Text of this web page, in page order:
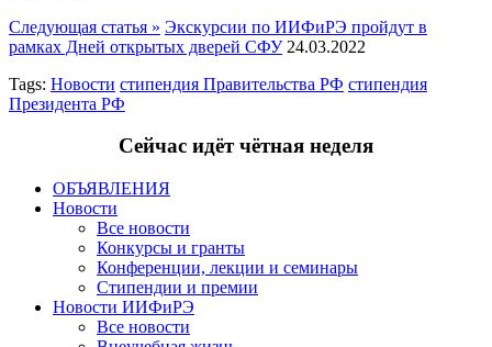
Следующая статья » Экскурсии по ИИФиРЭ пройдут в
рамках Дней открытых дверей СФУ 24.03.2022
Tags: Новости стипендия Правительства РФ стипендия
Президента РФ
Сейчас идёт чётная неделя
ОБЪЯВЛЕНИЯ
Новости
Все новости
Конкурсы и гранты
Конференции, лекции и семинары
Стипендии и премии
Новости ИИФиРЭ
Все новости